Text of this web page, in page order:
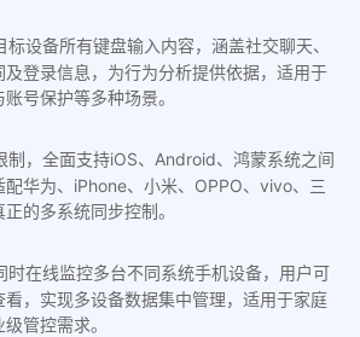
标设备所有键盘输入内容，涵盖社交聊天、
登录信息，为行为分析提供依据，适用于
号保护等多种场景。
制，全面支持iOS、Android、鸿蒙系统之间
配华为、iPhone、小米、OPPO、vivo、三
的多系统同步控制。
时在线监控多台不同系统手机设备，用户可
，实现多设备数据集中管理，适用于家庭
管控需求。